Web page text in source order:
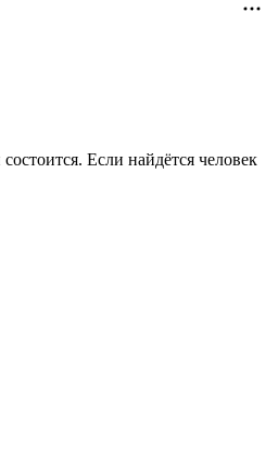
Если найдётся человек